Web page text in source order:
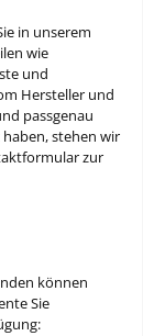
in unserem
wie
und
Hersteller und
passgenau
haben, stehen wir
zur
können
Sie